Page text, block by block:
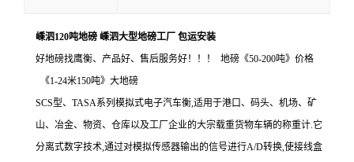
嵊泗120吨地磅 嵊泗大型地磅工厂 包运安装
好地磅找鹰衡、产品好、售后服务好！！！ 地磅《50-200吨》价格
《1-24米150吨》大地磅
SCS型、TASA系列模拟式电子汽车衡,适用于港口、码头、机场、矿
山、冶金、物资、仓库以及工厂企业的大宗载重货物车辆的称重计.它
分离式数字技术,通过对模拟传感器输出的信号进行A/D转换,使接线盒